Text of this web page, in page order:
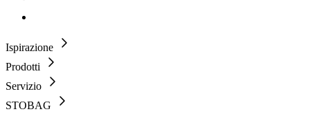
Ispirazione
Prodotti
Servizio
STOBAG